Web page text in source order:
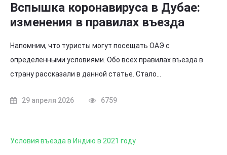
Вспышка коронавируса в Дубае:
изменения в правилах въезда
Напомним, что туристы могут посещать ОАЭ с
определенными условиями. Обо всех правилах въезда в
страну рассказали в данной статье. Стало…
29 апреля 2026 6759
Условия въезда в Индию в 2021 году